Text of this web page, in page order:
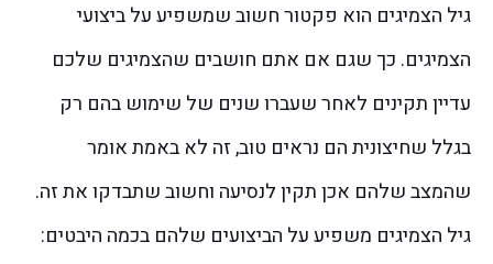
גיל הצמיגים הוא פקטור חשוב שמשפיע על ביצועי
הצמיגים. כך שגם אם אתם חושבים שהצמיגים שלכם
עדיין תקינים לאחר שעברו שנים של שימוש בהם רק
בגלל שחיצונית הם נראים טוב, זה לא באמת אומר
שהמצב שלהם אכן תקין לנסיעה וחשוב שתבדקו את זה.
גיל הצמיגים משפיע על הביצועים שלהם בכמה היבטים: